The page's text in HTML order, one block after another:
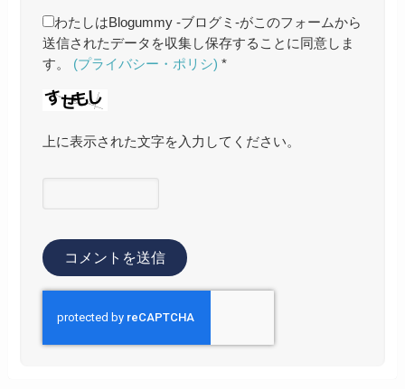
わたしはBlogummy -ブログミ-がこのフォームから
送信されたデータを収集し保存することに同意しま
す。 (プライバシー・ポリシ) *
上に表示された文字を入力してください。